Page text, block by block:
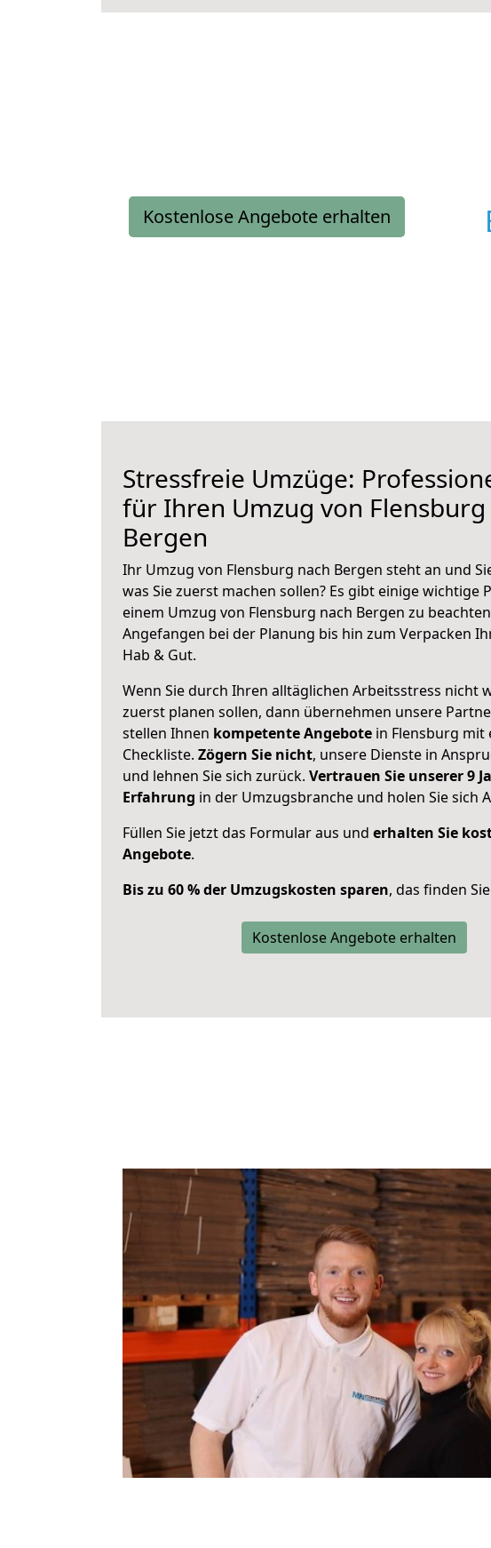
Kostenlose Angebote erhalten
Stressfreie Umzüge:
für Ihren Umzug von Flensburg
Bergen
Ihr Umzug von Flensburg nach Bergen steht an und
was Sie zuerst machen sollen? Es gibt einige wichtige
einem Umzug von Flensburg nach Bergen zu
Angefangen bei der Planung bis hin zum Verpacken
Hab & Gut.
Wenn Sie durch Ihren alltäglichen Arbeitsstress nicht
zuerst planen sollen, dann übernehmen unsere
stellen Ihnen kompetente Angebote in Flensburg mit
Checkliste. Zögern Sie nicht, unsere Dienste in
und lehnen Sie sich zurück. Vertrauen Sie unserer 9
Erfahrung in der Umzugsbranche und holen Sie sich
Füllen Sie jetzt das Formular aus und erhalten Sie
Angebote.
Bis zu 60 % der Umzugskosten sparen, das finden
Kostenlose Angebote erhalten